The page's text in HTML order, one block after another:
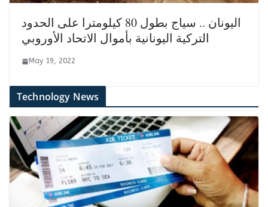
اليونان .. سياج بطول 80 كيلومترا على الحدود
التركية اليونانية بأموال الاتحاد الأوروبي
May 19, 2022
Technology News